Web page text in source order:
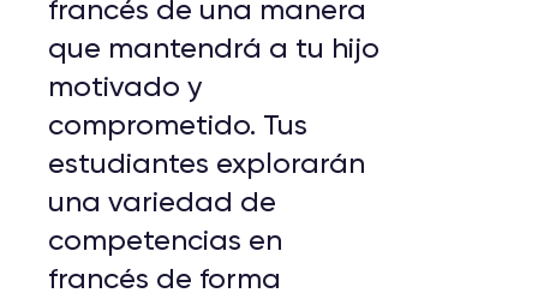
francés de una manera
que mantendrá a tu hijo
motivado y
comprometido. Tus
estudiantes explorarán
una variedad de
competencias en
francés de forma